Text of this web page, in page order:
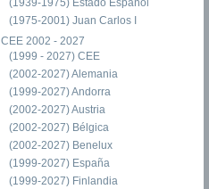
(1939-1975) Estado Español
(1975-2001) Juan Carlos I
CEE 2002 - 2027
(1999 - 2027) CEE
(2002-2027) Alemania
(1999-2027) Andorra
(2002-2027) Austria
(2002-2027) Bélgica
(2002-2027) Benelux
(1999-2027) España
(1999-2027) Finlandia